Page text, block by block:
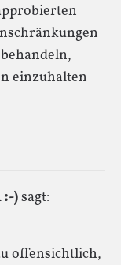
einzuhalten
)sagt:
offensichtlich,